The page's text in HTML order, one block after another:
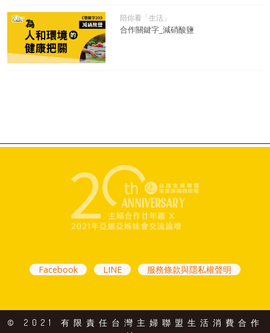
陪你看「生活」
合作關鍵字_減硝酸鹽
Facebook LINE 服務條款與隱私權聲明
© 2021 有限責任台灣主婦聯盟生活消費合作